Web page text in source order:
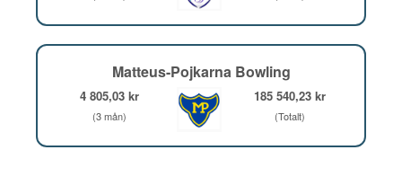
Matteus-Pojkarna Bowling
4 805,03 kr
(3 mån)
185 540,23 kr
(Totalt)